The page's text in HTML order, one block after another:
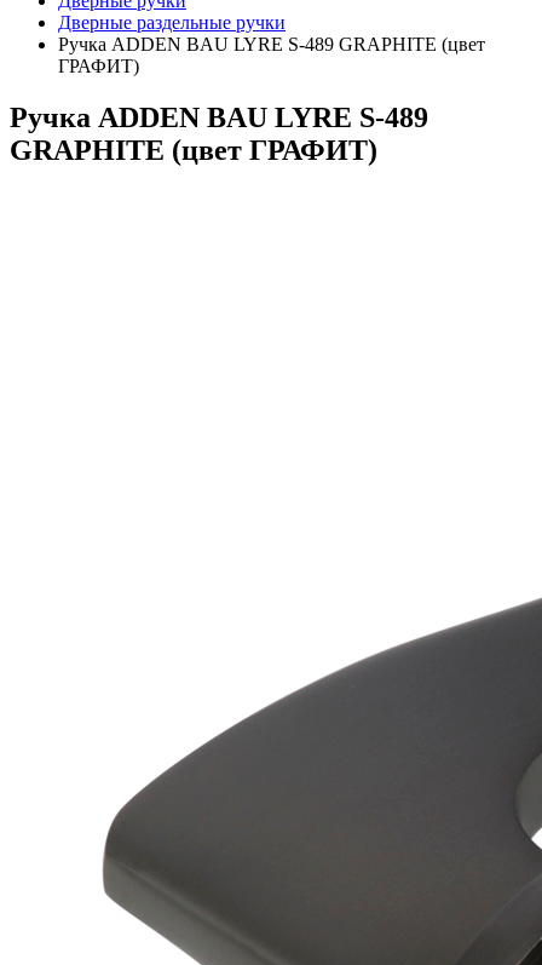
Дверные раздельные ручки
Ручка ADDEN BAU LYRE S-489 GRAPHITE (цвет
ГРАФИТ)
Ручка ADDEN BAU LYRE S-489
GRAPHITE (цвет ГРАФИТ)